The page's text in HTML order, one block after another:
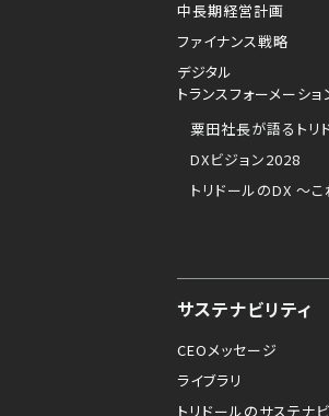
中長期経営計画
ファイナンス戦略
デジタル
トランスフォーメーシ
粟田社長が語るトリ
DXビジョン2028
トリドールのDX ～
サステナビリティ
CEOメッセージ
ライブラリ
トリドールのサステナ